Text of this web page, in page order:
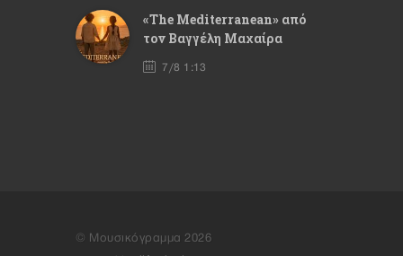
«The Mediterranean» από
τον Βαγγέλη Μαχαίρα
7/8 1:13
© Μουσικόγραμμα 2026